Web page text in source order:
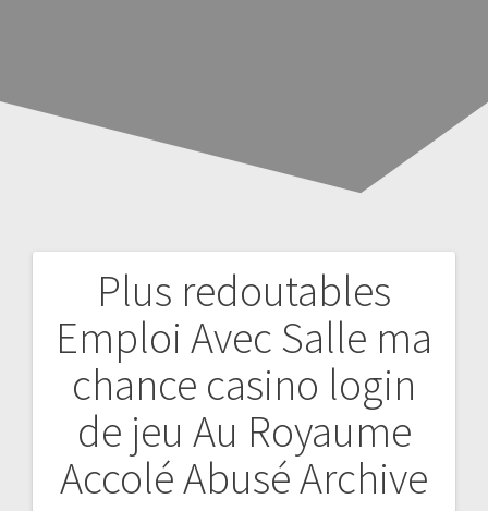
Plus redoutables
Emploi Avec Salle ma
chance casino login
de jeu Au Royaume
Accolé Abusé Archive
Navegación
de
entradas